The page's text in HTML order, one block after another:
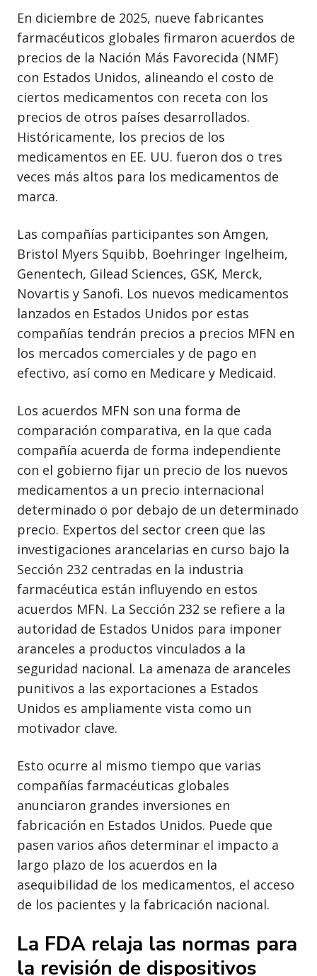
En diciembre de 2025, nueve fabricantes
farmacéuticos globales firmaron acuerdos de
precios de la Nación Más Favorecida (NMF)
con Estados Unidos, alineando el costo de
ciertos medicamentos con receta con los
precios de otros países desarrollados.
Históricamente, los precios de los
medicamentos en EE. UU. fueron dos o tres
veces más altos para los medicamentos de
marca.
Las compañías participantes son Amgen,
Bristol Myers Squibb, Boehringer Ingelheim,
Genentech, Gilead Sciences, GSK, Merck,
Novartis y Sanofi. Los nuevos medicamentos
lanzados en Estados Unidos por estas
compañías tendrán precios a precios MFN en
los mercados comerciales y de pago en
efectivo, así como en Medicare y Medicaid.
Los acuerdos MFN son una forma de
comparación comparativa, en la que cada
compañía acuerda de forma independiente
con el gobierno fijar un precio de los nuevos
medicamentos a un precio internacional
determinado o por debajo de un determinado
precio. Expertos del sector creen que las
investigaciones arancelarias en curso bajo la
Sección 232 centradas en la industria
farmacéutica están influyendo en estos
acuerdos MFN. La Sección 232 se refiere a la
autoridad de Estados Unidos para imponer
aranceles a productos vinculados a la
seguridad nacional. La amenaza de aranceles
punitivos a las exportaciones a Estados
Unidos es ampliamente vista como un
motivador clave.
Esto ocurre al mismo tiempo que varias
compañías farmacéuticas globales
anunciaron grandes inversiones en
fabricación en Estados Unidos. Puede que
pasen varios años determinar el impacto a
largo plazo de los acuerdos en la
asequibilidad de los medicamentos, el acceso
de los pacientes y la fabricación nacional.
La FDA relaja las normas para
la revisión de dispositivos